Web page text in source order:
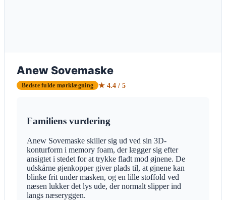
Anew Sovemaske
Bedste fulde mørklægning ★ 4.4 / 5
Familiens vurdering
Anew Sovemaske skiller sig ud ved sin 3D-
konturform i memory foam, der lægger sig efter
ansigtet i stedet for at trykke fladt mod øjnene. De
udskårne øjenkopper giver plads til, at øjnene kan
blinke frit under masken, og en lille stoffold ved
næsen lukker det lys ude, der normalt slipper ind
langs næseryggen.